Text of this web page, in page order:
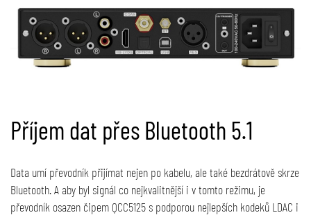
Příjem dat přes Bluetooth 5.1
Data umí převodník přijímat nejen po kabelu, ale také bezdrátově skrze
Bluetooth. A aby byl signál co nejkvalitnější i v tomto režimu, je
převodník osazen čipem QCC5125 s podporou nejlepších kodeků LDAC i